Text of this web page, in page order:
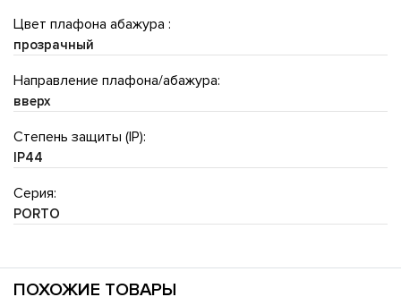
Цвет плафона абажура :
прозрачный
Направление плафона/абажура:
вверх
Степень защиты (IP):
IP44
Серия:
PORTO
ПОХОЖИЕ ТОВАРЫ